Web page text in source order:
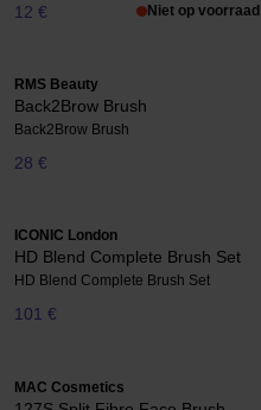
12 € Niet op voorraad
RMS Beauty
Back2Brow Brush
Back2Brow Brush
28 €
ICONIC London
HD Blend Complete Brush Set
HD Blend Complete Brush Set
101 €
MAC Cosmetics